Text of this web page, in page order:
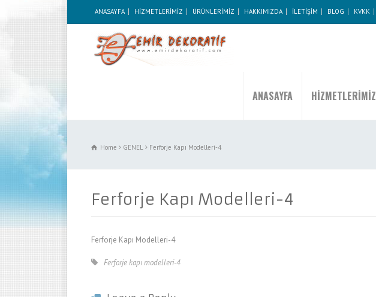
ANASAYFA HİZMETLERİMİZ ÜRÜNLERİMİZ HAKKIMIZDA İLETİŞİM BLOG KVKK
ANASAYFA HİZMETLERİMİZ
Home GENEL Ferforje Kapı Modelleri-4
Ferforje Kapı Modelleri-4
Ferforje Kapı Modelleri-4
Ferforje kapı modelleri-4